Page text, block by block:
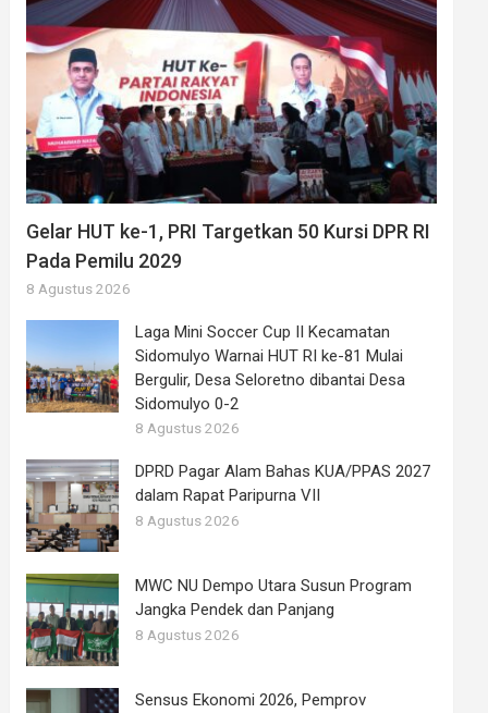
Gelar HUT ke-1, PRI Targetkan 50 Kursi DPR RI
Pada Pemilu 2029
8 Agustus 2026
Laga Mini Soccer Cup II Kecamatan
Sidomulyo Warnai HUT RI ke-81 Mulai
Bergulir, Desa Seloretno dibantai Desa
Sidomulyo 0-2
8 Agustus 2026
DPRD Pagar Alam Bahas KUA/PPAS 2027
dalam Rapat Paripurna VII
8 Agustus 2026
MWC NU Dempo Utara Susun Program
Jangka Pendek dan Panjang
8 Agustus 2026
Sensus Ekonomi 2026, Pemprov